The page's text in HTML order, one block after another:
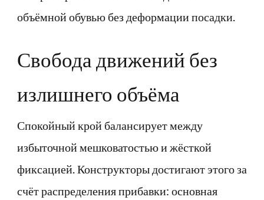
объёмной обувью без деформации посадки.
Свобода движений без
излишнего объёма
Спокойный крой балансирует между
избыточной мешковатостью и жёсткой
фиксацией. Конструкторы достигают этого за
счёт распределения прибавки: основная